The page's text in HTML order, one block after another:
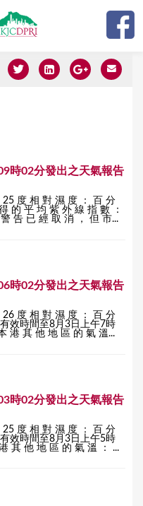
時02分發出之天氣報告
度 相 對 濕 度 ： 百 分
的 平 均 紫 外 線 指 數 ：
告 已 經 取 消 ， 但 市...
時02分發出之天氣報告
26 度 相 對 濕 度 ： 百 分
效時間至8月3日上午7時
港 其 他 地 區 的 氣 溫...
時02分發出之天氣報告
25 度 相 對 濕 度 ： 百 分
效時間至8月3日上午5時
其 他 地 區 的 氣 溫 ： ...